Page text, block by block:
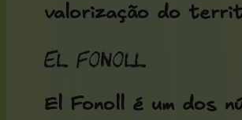
valorização do
El Fonoll
El Fonoll é um dos